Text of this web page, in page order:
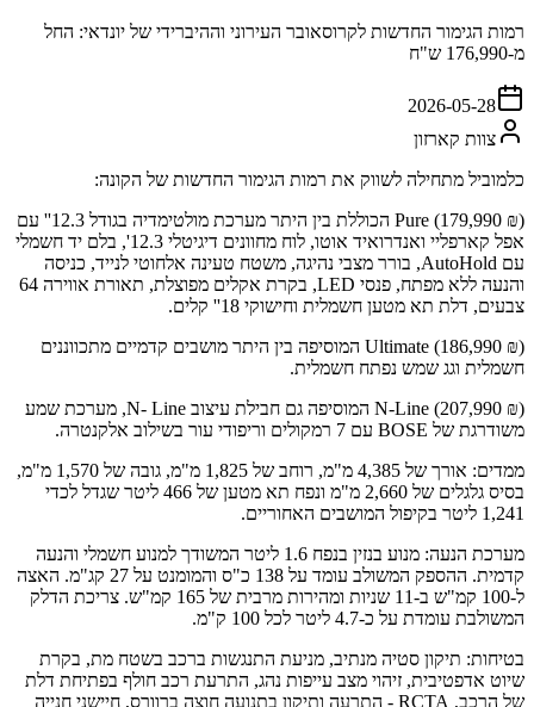
רמות הגימור החדשות לקרוסאובר העירוני וההיברידי של יונדאי: החל
מ-176,990 ש"ח
2026-05-28
צוות קארזון
כלמוביל מתחילה לשווק את רמות הגימור החדשות של הקונה:
Pure (179,990 ₪) הכוללת בין היתר מערכת מולטימדיה בגודל 12.3'' עם
אפל קארפליי ואנדרואיד אוטו, לוח מחוונים דיגיטלי 12.3', בלם יד חשמלי
עם AutoHold, בורר מצבי נהיגה, משטח טעינה אלחוטי לנייד, כניסה
והנעה ללא מפתח, פנסי LED, בקרת אקלים מפוצלת, תאורת אווירה 64
צבעים, דלת תא מטען חשמלית וחישוקי 18'' קלים.
Ultimate (186,990 ₪) המוסיפה בין היתר מושבים קדמיים מתכווננים
חשמלית וגג שמש נפתח חשמלית.
N-Line (207,990 ₪) המוסיפה גם חבילת עיצוב N- Line, מערכת שמע
משודרגת של BOSE עם 7 רמקולים וריפודי עור בשילוב אלקנטרה.
ממדים: אורך של 4,385 מ"מ, רוחב של 1,825 מ"מ, גובה של 1,570 מ"מ,
בסיס גלגלים של 2,660 מ"מ ונפח תא מטען של 466 ליטר שגדל לכדי
1,241 ליטר בקיפול המושבים האחוריים.
מערכת הנעה: מנוע בנזין בנפח 1.6 ליטר המשודך למנוע חשמלי והנעה
קדמית. ההספק המשולב עומד על 138 כ"ס והמומנט על 27 קג"מ. האצה
ל-100 קמ"ש ב-11 שניות ומהירות מרבית של 165 קמ"ש. צריכת הדלק
המשולבת עומדת על כ-4.7 ליטר לכל 100 ק"מ.
בטיחות: תיקון סטיה מנתיב, מניעת התנגשות ברכב בשטח מת, בקרת
שיוט אדפטיבית, זיהוי מצב עייפות נהג, התרעת רכב חולף בפתיחת דלת
של הרכב, RCTA - התרעה ותיקון בתנועה חוצה ברוורס, חיישני חנייה